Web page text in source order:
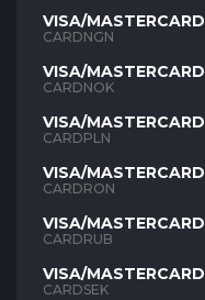
VISA/MASTERCARD
NGN
CARDNGN
VISA/MASTERCARD
NOK
CARDNOK
VISA/MASTERCARD
PLN
CARDPLN
VISA/MASTERCARD
RON
CARDRON
VISA/MASTERCARD
RUB
CARDRUB
VISA/MASTERCARD
SEK
CARDSEK